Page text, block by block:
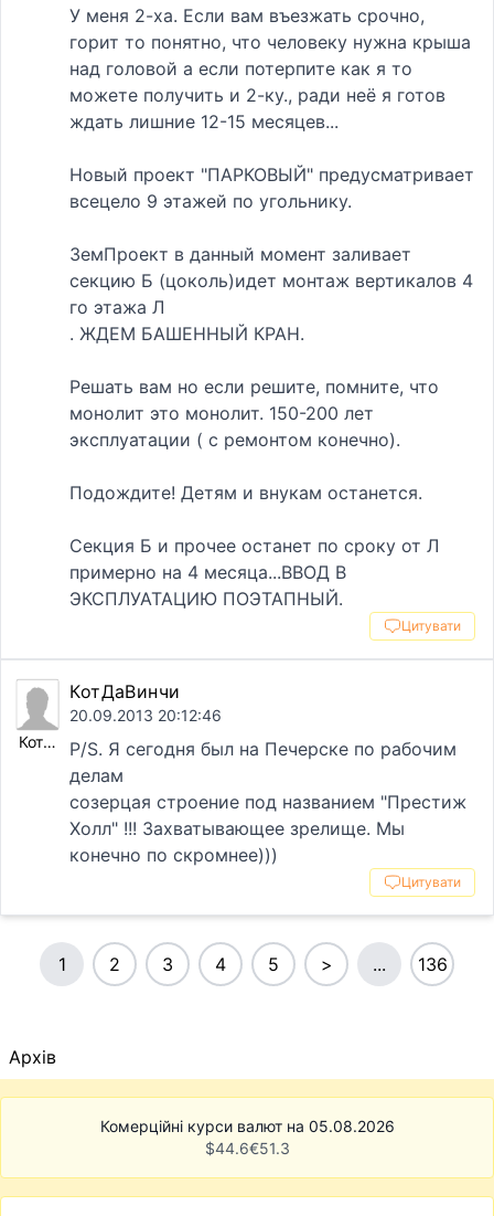
У меня 2-ха. Если вам въезжать срочно,
горит то понятно, что человеку нужна крыша
над головой а если потерпите как я то
можете получить и 2-ку., ради неё я готов
ждать лишние 12-15 месяцев...
Новый проект "ПАРКОВЫЙ" предусматривает
всецело 9 этажей по угольнику.
ЗемПроект в данный момент заливает
секцию Б (цоколь)идет монтаж вертикалов 4
го этажа Л
. ЖДЕМ БАШЕННЫЙ КРАН.
Решать вам но если решите, помните, что
монолит это монолит. 150-200 лет
эксплуатации ( с ремонтом конечно).
Подождите! Детям и внукам останется.
Секция Б и прочее останет по сроку от Л
примерно на 4 месяца...ВВОД В
ЭКСПЛУАТАЦИЮ ПОЭТАПНЫЙ.
Цитувати
КотДаВинчи
КотДаВинчи
20.09.2013 20:12:46
P/S. Я сегодня был на Печерске по рабочим
делам
созерцая строение под названием "Престиж
Холл" !!! Захватывающее зрелище. Мы
конечно по скромнее)))
Цитувати
1 2 3 4 5 > ... 136
Архів
Комерційні курси валют на 05.08.2026
$44.6€51.3